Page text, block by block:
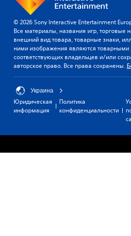
© 2026 Sony Interactive Entertainment
Все материалы, названия игр, торговые
внешний вид товара, товарные знаки,
ними изображения являются товарными
соответствующих владельцев и/или
авторское право. Все права сохранены.
Украина
Юридическая
информация
Политика
конфиденциальности